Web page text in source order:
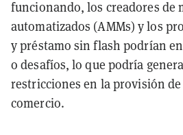
funcionando, los creadores de
automatizados (AMMs) y los
y préstamo sin flash podrían
o desafíos, lo que podría
restricciones en la provisión
comercio.